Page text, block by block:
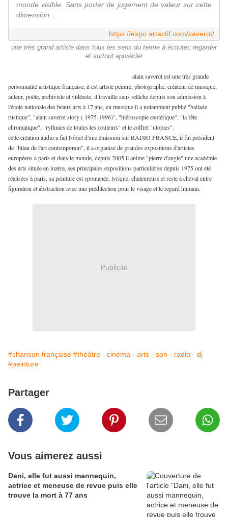
monde visible. Sans porter de jugement de valeur sur cette
dimension ...
https://expo.artactif.com/saverot/
une très grand artiste dans tous les sens du terme à écouter, regarder
et surtout apprécier
alain saverot est une très grande
personnalité artistique française, il est artiste peintre, photographe, créateur de musique,
auteur, poète, archiviste et vidéaste, il travaille sans relâche depuis son admission à
l'école nationale des beaux arts à 17 ans, en musique il a notamment publié "ballade
rustique", "alain saverot story ( 1975-1996)", "hiéroscopie exotérique", "la fête
chromatique", "rythmes de toutes les couleurs" et le coffret "utopies".
cette création audio a fait l'objet d'une émission sur RADIO FRANCE, il fut président
de "bilan de l'art contemporain", il a organisé de grandes expositions d'artistes
européens à paris et dans le monde, depuis 2005 il anime "pierre d'angle" une académie
des arts située en lozère, ses principales expositions particulières depuis 1975 ont été
réalisées à paris, sa peinture est spontanée, lyrique, chaleureuse et reste à cheval entre
figuration et abstraction avec une prédilection pour le visage et le regard humain.
Publicité
#chanson française #théâtre - cinéma - arts - son - radio - dj
#peinture
Partager
Vous aimerez aussi
Dani, elle fut aussi mannequin,
actrice et meneuse de revue puis elle
trouve la mort à 77 ans